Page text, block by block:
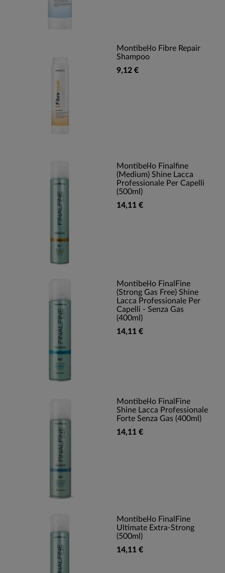
Montibel·lo Fibre Repair
Shampoo
9,12 €
Montibel·lo Finalfine
(Medium) Shine Lacca
Professionale Per Capelli
(500ml)
14,11 €
Montibel·lo FinalFine
(Strong Gas Free) Shine
Lacca Professionale Per
Capelli - Senza Gas
(400ml)
14,11 €
Montibel·lo FinalFine
Shine Lacca Professionale
Forte Senza Gas (400ml)
14,11 €
Montibel·lo FinalFine
Ultimate Extra-Strong
(500ml)
14,11 €